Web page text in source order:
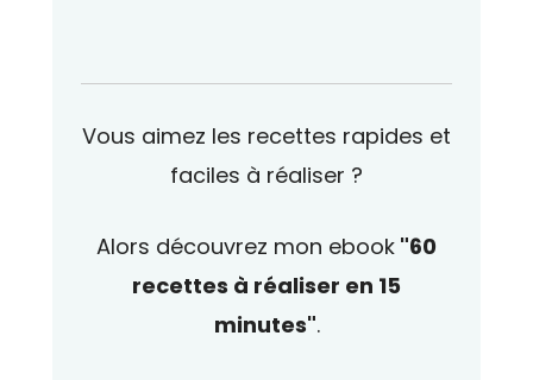
Vous aimez les recettes rapides et
faciles à réaliser ?
Alors découvrez mon ebook "60
recettes à réaliser en 15
minutes".